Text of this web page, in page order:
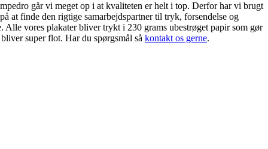
går vi meget op i at kvaliteten er helt i top. Derfor har vi brugt
at finde den rigtige samarbejdspartner til tryk, forsendelse og
Alle vores plakater bliver trykt i 230 grams ubestrøget papir som gør
super flot. Har du spørgsmål så kontakt os gerne.